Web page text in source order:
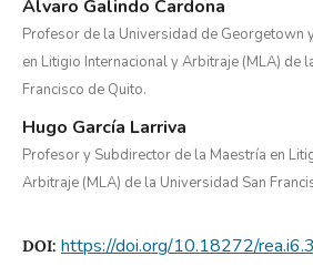
Alvaro Galindo Cardona
Profesor de la Universidad de Georgetown
en Litigio Internacional y Arbitraje (MLA) de
Francisco de Quito.
Hugo García Larriva
Profesor y Subdirector de la Maestría en
Arbitraje (MLA) de la Universidad San
DOI: https://doi.org/10.18272/